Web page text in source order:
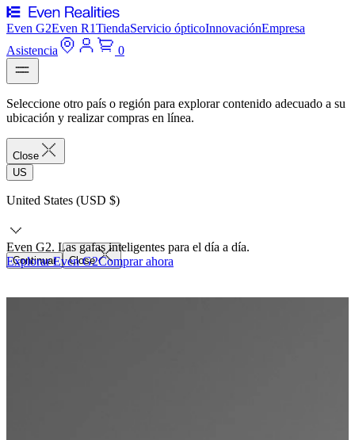
Even G2Even R1TiendaServicio ópticoInnovaciónEmpresa
Asistencia
0
Seleccione otro país o región para explorar contenido adecuado a su
ubicación y realizar compras en línea.
Close
US
United States (USD $)
Continuar Close
Even G2. Las gafas inteligentes para el día a día.
Explorar Even G2Comprar ahora